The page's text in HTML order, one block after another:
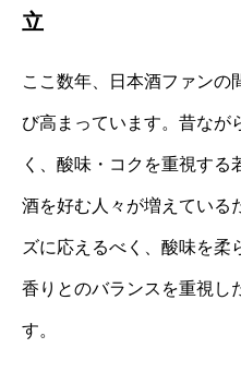
立
ここ数年、日本酒ファンの
び高まっています。昔なが
く、酸味・コクを重視す
酒を好む人々が増えている
ズに応えるべく、酸味を柔
香りとのバランスを重視し
す。